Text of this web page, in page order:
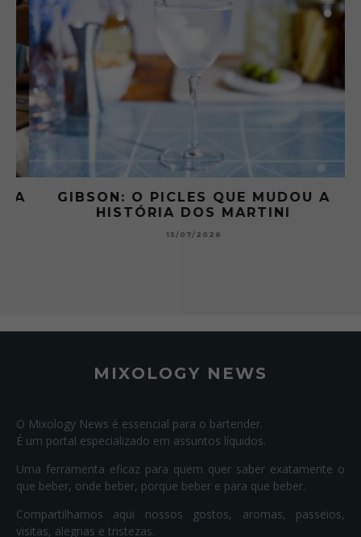
GIBSON: O PICLES QUE MUDOU A
HISTÓRIA DOS MARTINI
15/07/2026
MIXOLOGY NEWS
O Mixology News é essencial para o bartender.
É um portal especializado em assuntos líquidos.
Uma ferramenta eficaz para quem quer saber exatamente o
que beber, onde beber, porque beber e para que beber.
Compartilhamos aqui nossos gostos, aromas, passeios,
visitas, alegrias e tristezas.